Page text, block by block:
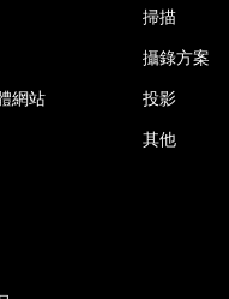
網站
掃描
攝錄方案
投影
其他